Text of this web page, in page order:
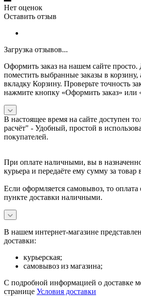
Нет оценок
Оставить отзыв
Загрузка отзывов...
Оформить заказ на нашем сайте
поместить выбранные заказы в корзину,
вкладку Корзину. Проверьте точность
нажмите кнопку «Оформить заказ» или
В настоящее время на сайте доступен
расчёт" - Удобный, простой в
покупателей.
При оплате наличными, вы в
курьера и передаёте ему сумму за товар
Если оформляется самовывоз, то оплата
пункте доставки наличными.
В нашем интернет-магазине
доставки:
курьерская;
самовывоз из магазина;
С подробной информацией о доставке
странице Условия доставки